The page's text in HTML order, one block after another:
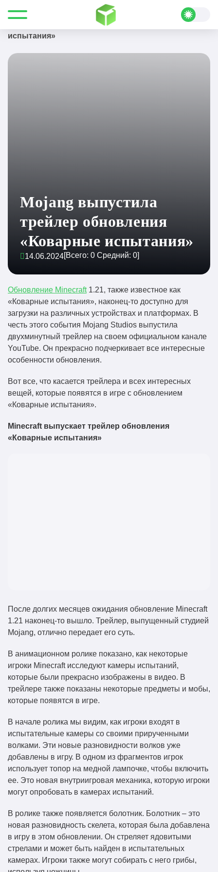
Все для Minecraft
Новости
Mojang выпустила трейлер обновления «Коварные
испытания»
Mojang выпустила
трейлер обновления
«Коварные испытания»
14.06.2024[Всего: 0 Средний: 0]
Обновление Minecraft1.21, также известное как
«Коварные испытания», наконец-то доступно для
загрузки на различных устройствах и платформах. В
честь этого события Mojang Studios выпустила
двухминутный трейлер на своем официальном канале
YouTube. Он прекрасно подчеркивает все интересные
особенности обновления.
Вот все, что касается трейлера и всех интересных
вещей, которые появятся в игре с обновлением
«Коварные испытания».
Minecraft выпускает трейлер обновления
« Коварные испытания»
После долгих месяцев ожидания обновление Minecraft
1.21 наконец-то вышло. Трейлер, выпущенный студией
Mojang, отлично передает его суть.
В анимационном ролике показано, как некоторые
игроки Minecraft исследуют камеры испытаний,
которые были прекрасно изображены в видео. В
трейлере также показаны некоторые предметы и мобы,
которые появятся в игре.
В начале ролика мы видим, как игроки входят в
испытательные камеры со своими прирученными
волками. Эти новые разновидности волков уже
добавлены в игру. В одном из фрагментов игрок
использует топор на медной лампочке, чтобы включить
ее. Это новая внутриигровая механика, которую игроки
могут опробовать в камерах испытаний.
В ролике также появляется болотник. Болотник – это
новая разновидность скелета, которая была добавлена
в игру в этом обновлении. Он стреляет ядовитыми
стрелами и может быть найден в испытательных
камерах. Игроки также могут собирать с него грибы,